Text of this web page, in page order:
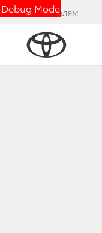
Debug Mode
Покупателям